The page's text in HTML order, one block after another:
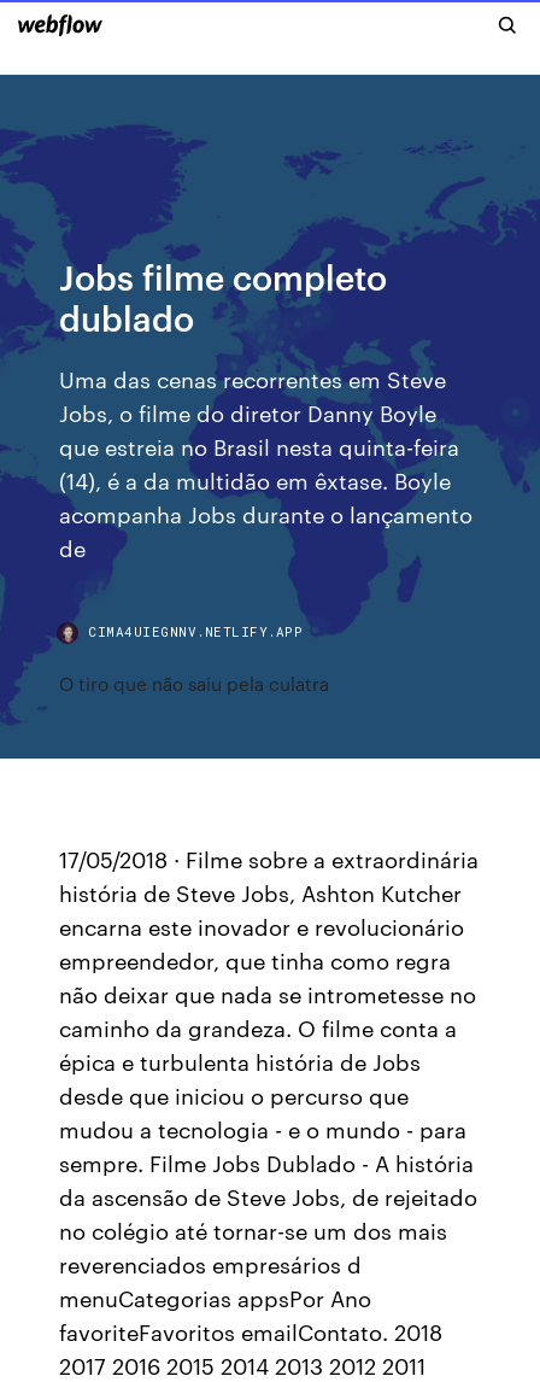
Jobs filme completo
dublado
Uma das cenas recorrentes em Steve
Jobs, o filme do diretor Danny Boyle
que estreia no Brasil nesta quinta-feira
(14), é a da multidão em êxtase. Boyle
acompanha Jobs durante o lançamento
de
CIMA4UIEGNNV.NETLIFY.APP
O tiro que não saiu pela culatra
17/05/2018 · Filme sobre a extraordinária
história de Steve Jobs, Ashton Kutcher
encarna este inovador e revolucionário
empreendedor, que tinha como regra
não deixar que nada se intrometesse no
caminho da grandeza. O filme conta a
épica e turbulenta história de Jobs
desde que iniciou o percurso que
mudou a tecnologia - e o mundo - para
sempre. Filme Jobs Dublado - A história
da ascensão de Steve Jobs, de rejeitado
no colégio até tornar-se um dos mais
reverenciados empresários d
menuCategorias appsPor Ano
favoriteFavoritos emailContato. 2018
2017 2016 2015 2014 2013 2012 2011